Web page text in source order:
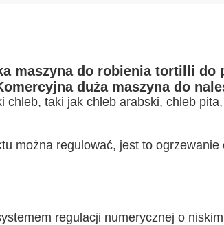
maszyna do robienia tortilli do
duża maszyna do
chleb, taki jak chleb arabski, chleb
można regulować, jest to ogrzewanie
regulacji numerycznej o